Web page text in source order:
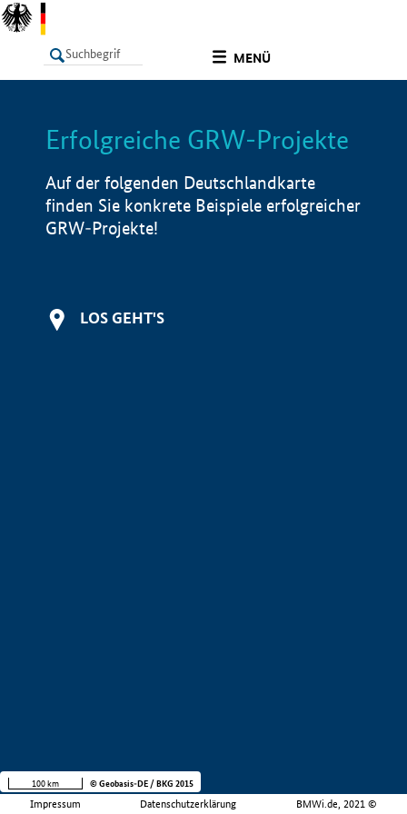
MENÜ
LISTE Info
Erfolgreiche GRW-Projekte
Auf der folgenden Deutschlandkarte
finden Sie konkrete Beispiele erfolgreicher
GRW-Projekte!
LOS GEHT'S
Impressum Datenschutzerklärung BMWi.de, 2021 ©
100 km © Geobasis-DE / BKG 2015